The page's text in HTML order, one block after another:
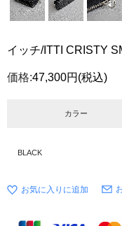
イッチ/ITTI CRISTY
価格:47,300円 (税込)
カラー
BLACK